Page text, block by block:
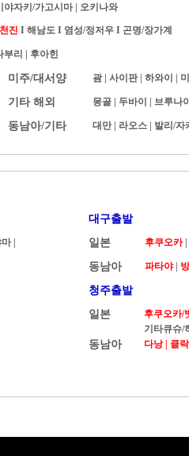
야자키/가고시마| 오키나와
진 I 해남도 I 염성/정저우 I 곤명/장가계
부리 후아힌
미주/대서양 괌| 사이판| 하와이
기타 해외 몽골 두바이 브루나이
동남아/기타 대만| 라오스 발리/자
|
대구출발
일본
후쿠오카|
동남아 파타야|
청주출발
일본
후쿠오카/
기타큐슈/
동남아 다낭 | 클락